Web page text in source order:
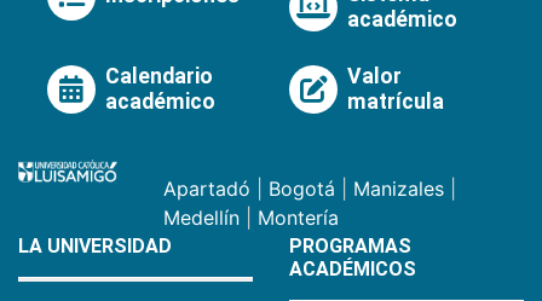
académico
Calendario
académico
Valor
matrícula
Apartadó Bogotá Manizales
Medellín
Montería
LA UNIVERSIDAD
PROGRAMAS
ACADÉMICOS